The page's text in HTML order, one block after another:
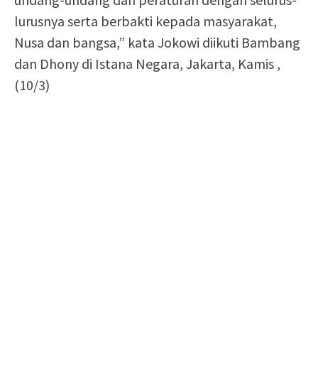
lurusnya serta berbakti kepada masyarakat,
Nusa dan bangsa,” kata Jokowi diikuti Bambang
dan Dhony di Istana Negara, Jakarta, Kamis ,
(10/3)